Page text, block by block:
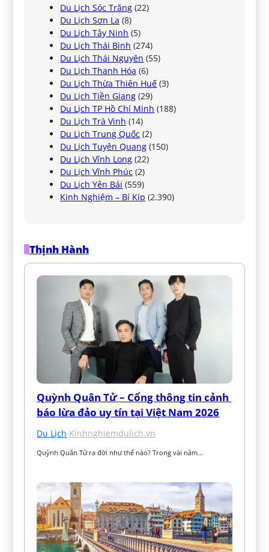
Du Lịch Sóc Trăng (22)
Du Lịch Sơn La (8)
Du Lịch Tây Ninh (5)
Du Lịch Thái Bình (274)
Du Lịch Thái Nguyên (55)
Du Lịch Thanh Hóa (6)
Du Lịch Thừa Thiên Huế (3)
Du Lịch Tiền Giang (29)
Du Lịch TP Hồ Chí Minh (188)
Du Lịch Trà Vinh (14)
Du Lịch Trung Quốc (2)
Du Lịch Tuyên Quang (150)
Du Lịch Vĩnh Long (22)
Du Lịch Vĩnh Phúc (2)
Du Lịch Yên Bái (559)
Kinh Nghiệm – Bí Kíp (2.390)
Thịnh Hành
Quỳnh Quân Tử – Cổng thông tin cảnh
báo lừa đảo uy tín tại Việt Nam 2026
Du Lịch·Kinhnghiemdulich.vn
Quỳnh Quân Tử ra đời như thế nào? Trong vài năm…